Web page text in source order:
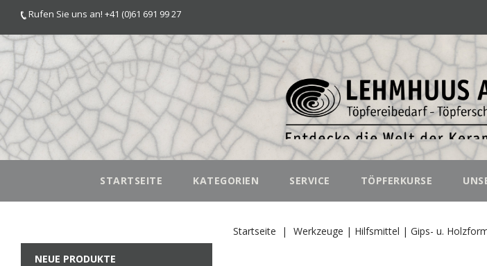
Rufen Sie uns an! +41 (0)61 691 99 27
STARTSEITE KATEGORIEN SERVICE TÖPFERKURSE
NEUE PRODUKTE
Startseite Werkzeuge | Hilfsmittel | Gips- u.